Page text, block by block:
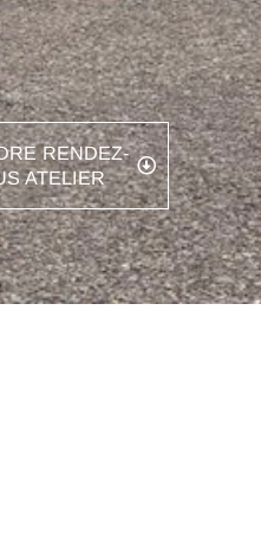
RENDEZ-
ATELIER